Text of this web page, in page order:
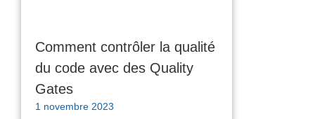
Comment contrôler la qualité
du code avec des Quality
Gates
1 novembre 2023